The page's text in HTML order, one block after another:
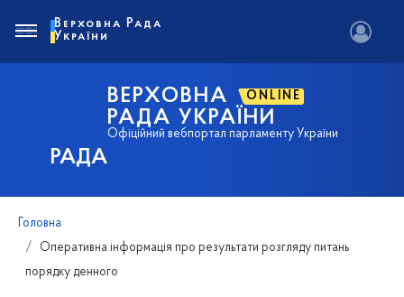
РАДА
ВЕРХОВНА ONLINE
РАДА УКРАЇНИ
Офіційний вебпортал парламенту України
Верховна Рада
України
Головна
Оперативна інформація про результати розгляду питань
порядку денного